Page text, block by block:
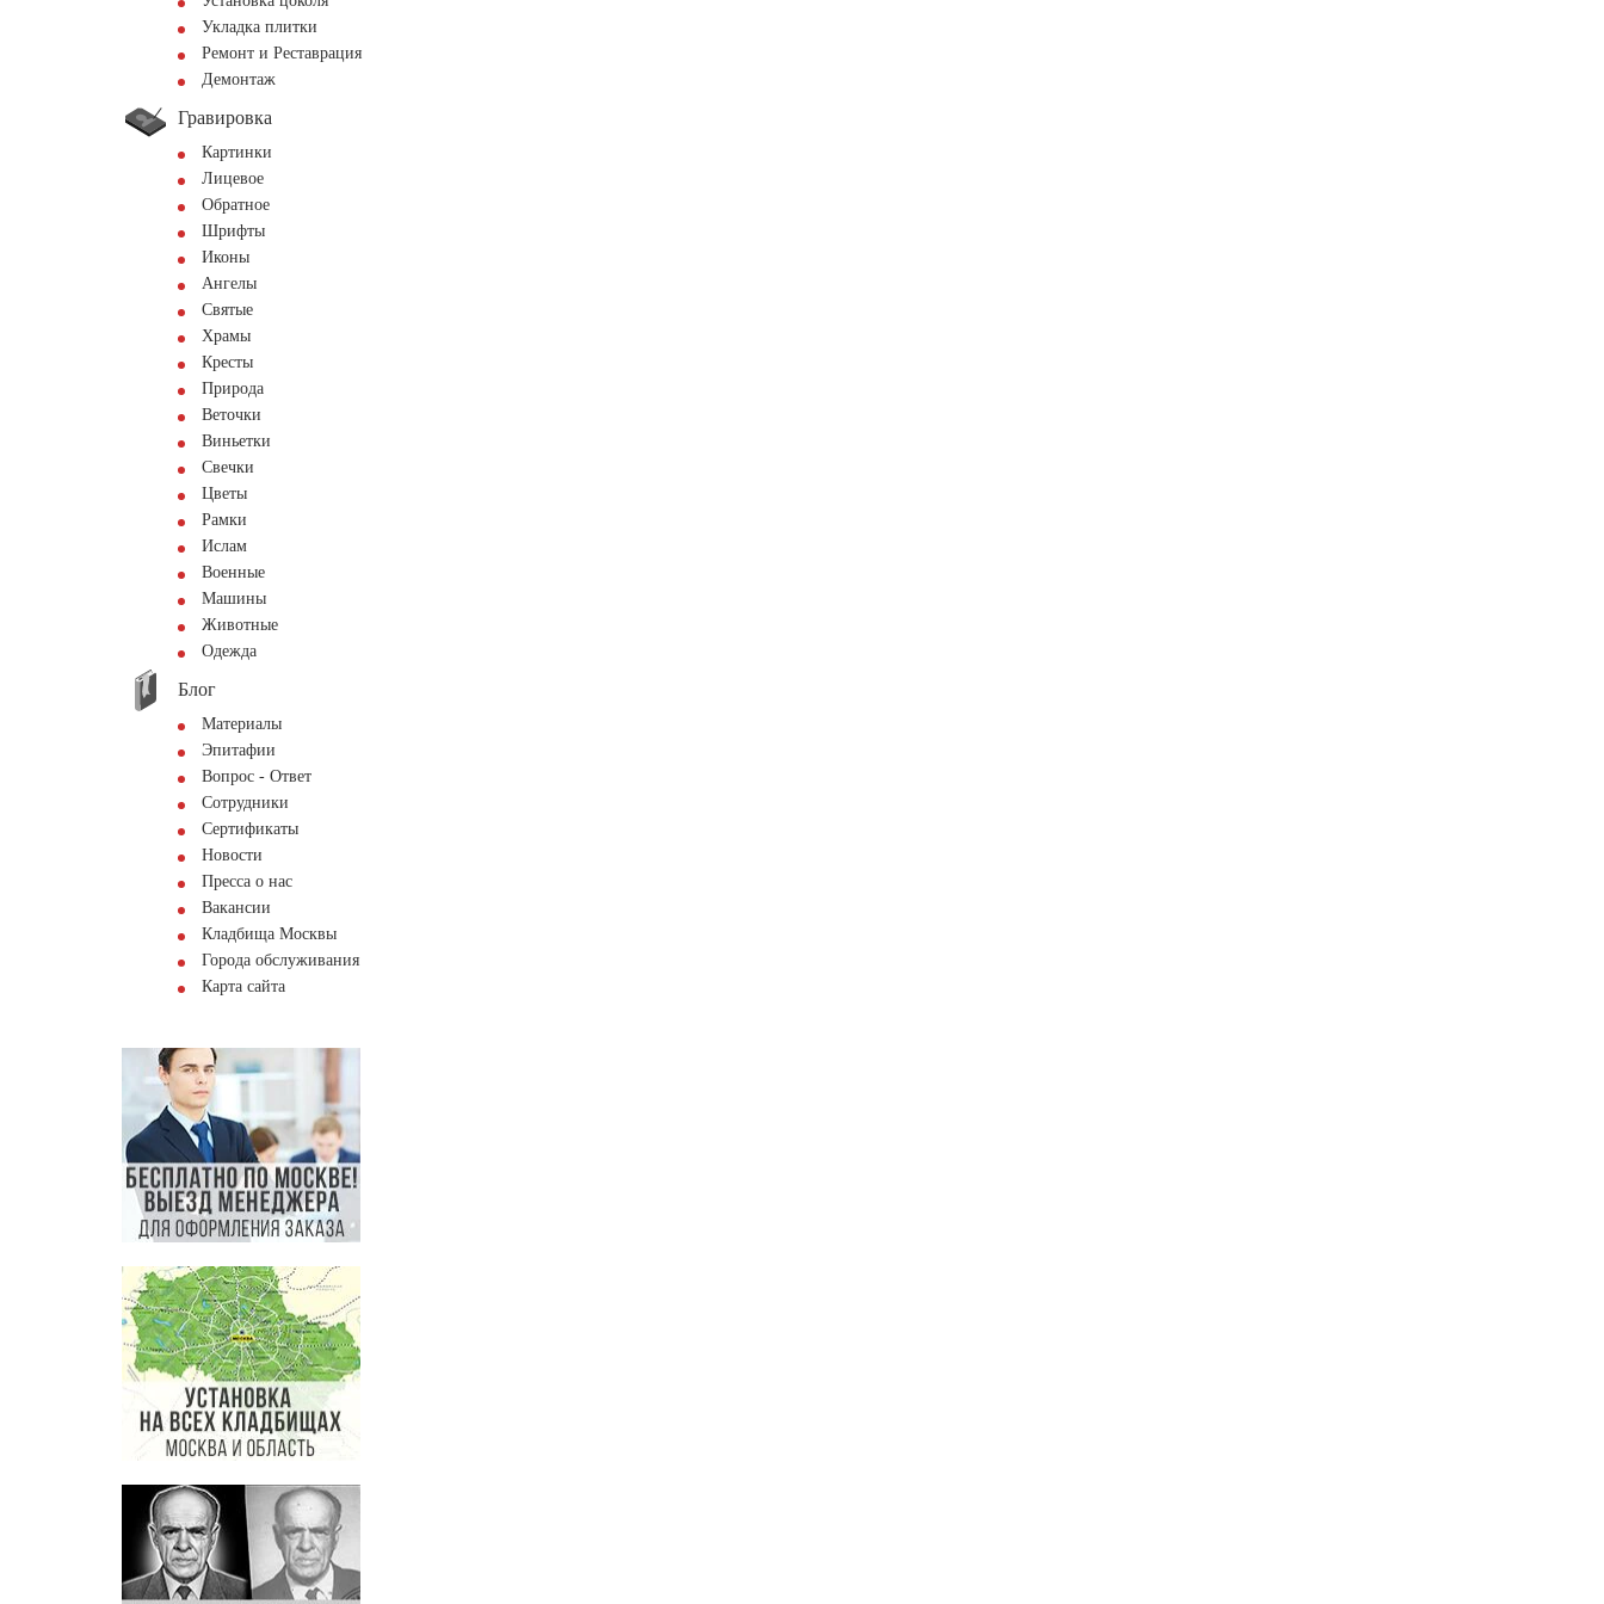
Укладка плитки
Ремонт и Реставрация
Демонтаж
Гравировка
Картинки
Лицевое
Обратное
Шрифты
Иконы
Ангелы
Святые
Храмы
Кресты
Природа
Веточки
Виньетки
Свечки
Цветы
Рамки
Ислам
Военные
Машины
Животные
Одежда
Блог
Материалы
Эпитафии
Вопрос - Ответ
Сотрудники
Сертификаты
Новости
Пресса о нас
Вакансии
Кладбища Москвы
Города обслуживания
Карта сайта